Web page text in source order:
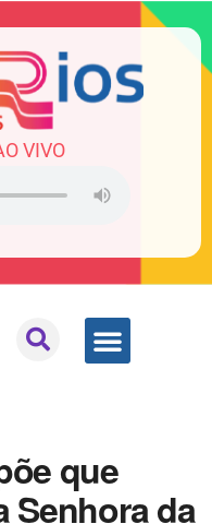
VIVO
que
Senhora da